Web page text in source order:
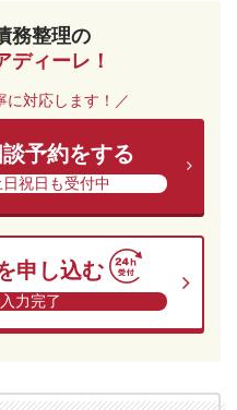
務整理の
ディーレ！
に対応します！／
予約をする
祝日も受付中
申し込む
力完了